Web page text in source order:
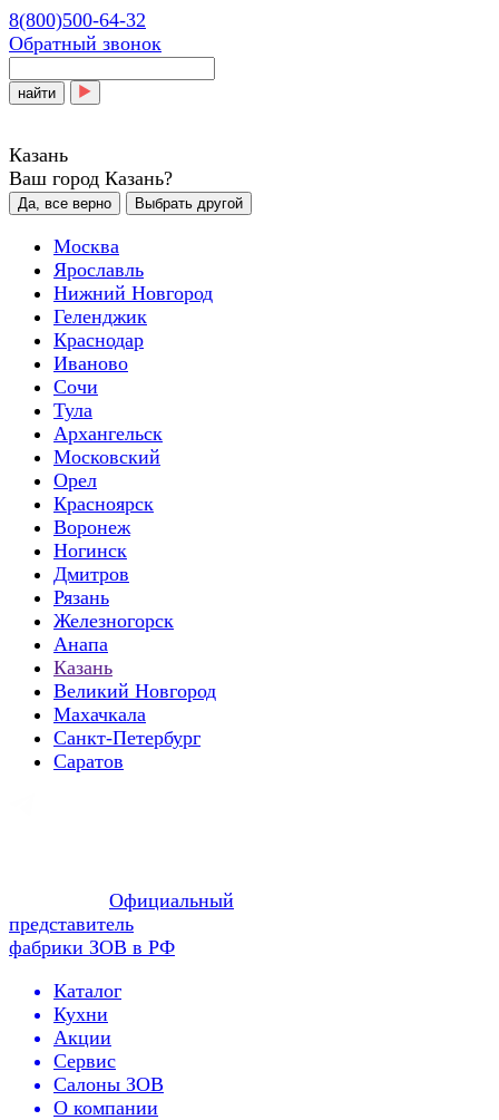
8(800)500-64-32
Обратный звонок
найти
Казань
Ваш город Казань?
Да, все верно Выбрать другой
Москва
Ярославль
Нижний Новгород
Геленджик
Краснодар
Иваново
Сочи
Тула
Архангельск
Московский
Орел
Красноярск
Воронеж
Ногинск
Дмитров
Рязань
Железногорск
Анапа
Казань
Великий Новгород
Махачкала
Санкт-Петербург
Саратов
Официальный
представитель
фабрики ЗОВ в РФ
Каталог
Кухни
Акции
Сервис
Салоны ЗОВ
О компании